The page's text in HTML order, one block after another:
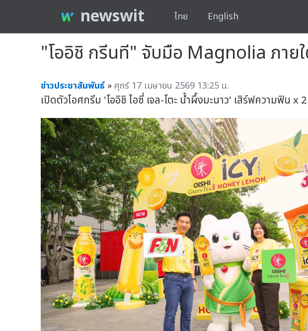
newswit ไทย English
"โออิชิ กรีนที" จับมือ Magnolia ภาย
ข่าวประชาสัมพันธ์ » ศุกร์ 17 เมษายน 2569 13:25 น.
เปิดตัวไอศกรีม 'โออิชิ ไอซี่ เจล-โตะ น้ำผึ้งมะนาว' เสิร์ฟความฟิน x